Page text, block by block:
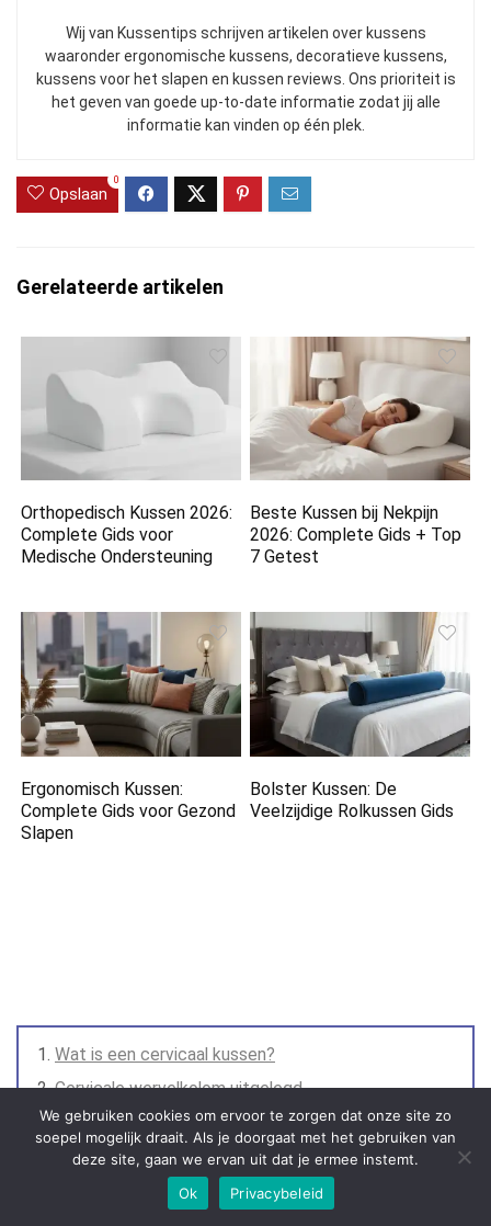
Wij van Kussentips schrijven artikelen over kussens
waaronder ergonomische kussens, decoratieve kussens,
kussens voor het slapen en kussen reviews. Ons prioriteit is
het geven van goede up-to-date informatie zodat jij alle
informatie kan vinden op één plek.
Opslaan
0
Gerelateerde artikelen
Orthopedisch Kussen 2026:
Complete Gids voor
Medische Ondersteuning
Beste Kussen bij Nekpijn
2026: Complete Gids + Top
7 Getest
Ergonomisch Kussen:
Complete Gids voor Gezond
Slapen
Bolster Kussen: De
Veelzijdige Rolkussen Gids
Wat is een cervicaal kussen?
Cervicale wervelkolom uitgelegd
De 7 nekwervels
Waarom ondersteuning belangrijk is
Voor wie is een cervicaal kussen?
We gebruiken cookies om ervoor te zorgen dat onze site zo
soepel mogelijk draait. Als je doorgaat met het gebruiken van
deze site, gaan we ervan uit dat je ermee instemt.
Ok
Privacybeleid